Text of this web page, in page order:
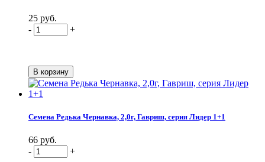
25 руб.
-
+
Семена Редька Чернавка, 2,0г, Гавриш, серия Лидер 1+1
66 руб.
-
+